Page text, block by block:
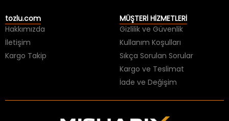
tozlu.com
Hakkımızda
İletişim
Kargo Takip
MÜŞTERİ HİZMETLERİ
Gizlilik ve Güvenlik
Kullanım Koşulları
Sıkça Sorulan Sorular
Kargo ve Teslimat
İade ve Değişim